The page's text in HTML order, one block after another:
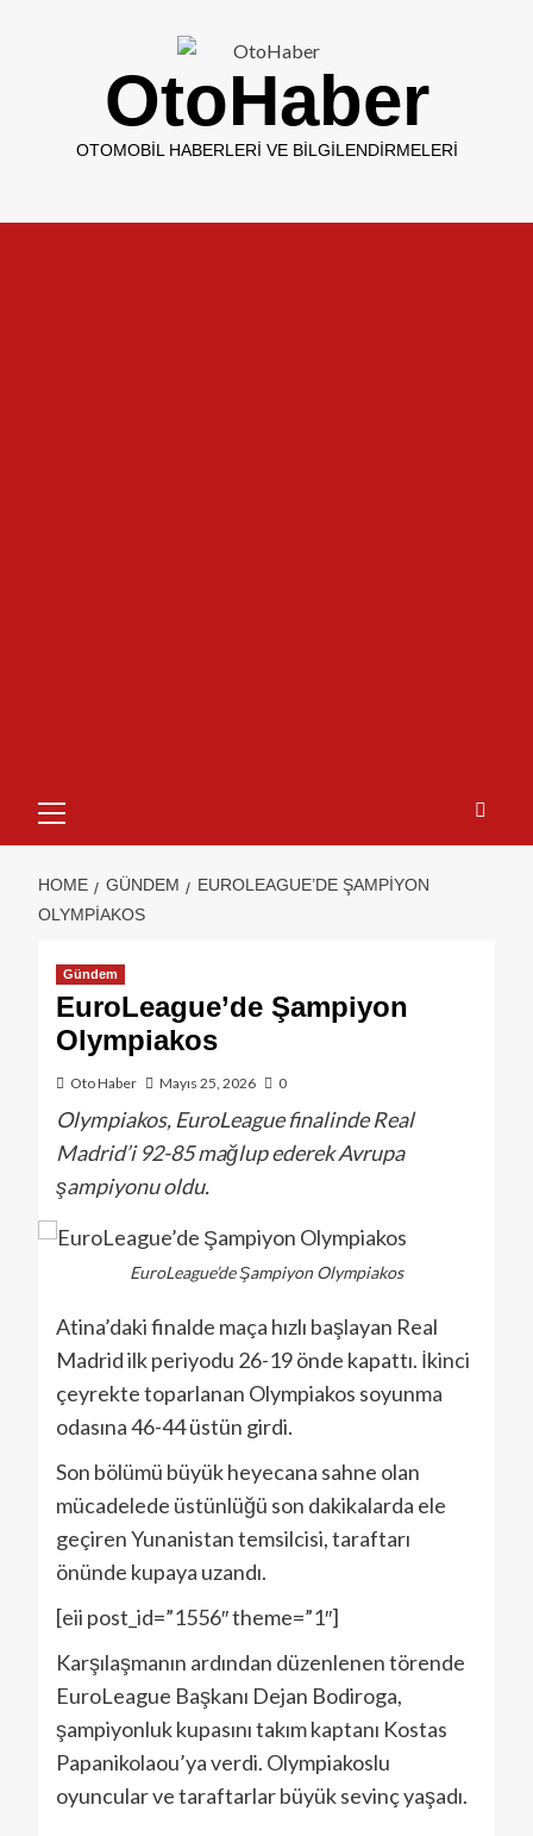
OtoHaber
OTOMOBIL HABERLERI VE BILGILENDIRMELERI
HOME GÜNDEM
EUROLEAGUE’DE ŞAMPIYON
OLYMPIAKOS
Gündem
EuroLeague’de Şampiyon
Olympiakos
Oto Haber Mayıs 25, 2026 0
Olympiakos, EuroLeague finalinde Real
Madrid’i 92-85 mağlup ederek Avrupa
şampiyonu oldu.
EuroLeague’de Şampiyon Olympiakos
Atina’daki finalde maça hızlı başlayan Real
Madrid ilk periyodu 26-19 önde kapattı. İkinci
çeyrekte toparlanan Olympiakos soyunma
odasına 46-44 üstün girdi.
Son bölümü büyük heyecana sahne olan
mücadelede üstünlüğü son dakikalarda ele
geçiren Yunanistan temsilcisi, taraftarı
önünde kupaya uzandı.
[eii post_id=”1556″ theme=”1″]
Karşılaşmanın ardından düzenlenen törende
EuroLeague Başkanı Dejan Bodiroga,
şampiyonluk kupasını takım kaptanı Kostas
Papanikolaou’ya verdi. Olympiakoslu
oyuncular ve taraftarlar büyük sevinç yaşadı.